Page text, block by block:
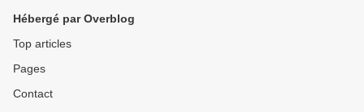
Hébergé par Overblog
Top articles
Pages
Contact